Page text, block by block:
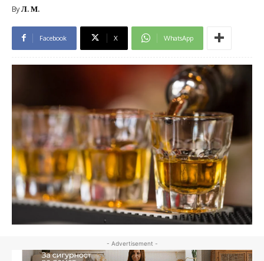
ByЛ. М.
Facebook X WhatsApp
- Advertisement -